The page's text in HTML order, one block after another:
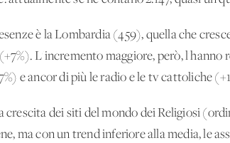
è la Lombardia (459), quella che
L'incremento maggiore, però,
e ancor di più le radio e le tv cattoliche
crescita dei siti del mondo dei Religiosi
ma con un trend inferiore alla media, le